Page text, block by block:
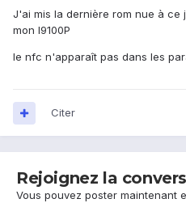
J'ai mis la dernière rom nue à ce
mon I9100P
le nfc n'apparaît pas dans les
Citer
Rejoignez la
Vous pouvez poster maintenant